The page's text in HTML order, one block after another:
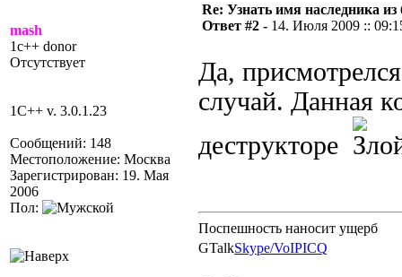
mash
1c++ donor
Отсутствует
1C++ v. 3.0.1.23
Сообщений: 148
Местоположение: Москва
Зарегистрирован: 19. Мая
2006
Пол:
Re: Узнать имя наследника из
Ответ #2 - 14. Июля 2009 ::
Да,
случай. Данная
деструкторе
Поспешность наносит ущерб
GTalkSkype/VoIPICQ